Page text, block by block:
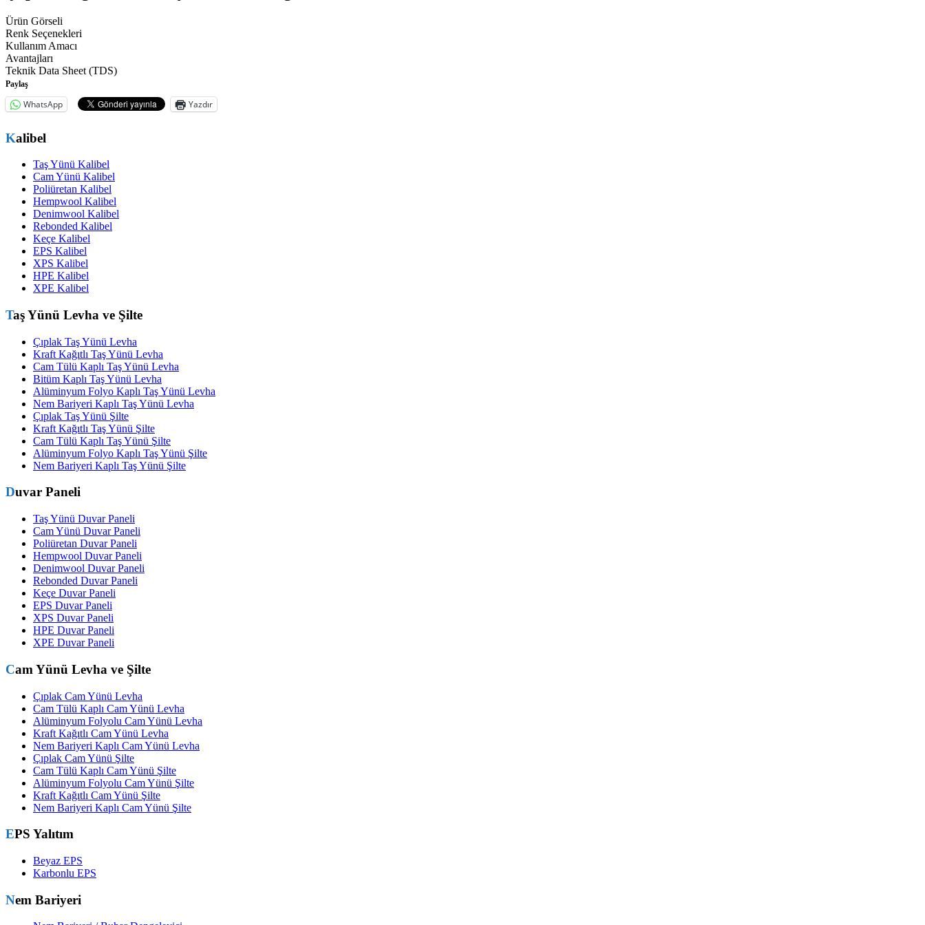
Ürün Görseli
Renk Seçenekleri
Kullanım Amacı
Avantajları
Teknik Data Sheet (TDS)
Paylaş
WhatsApp Yazdır
Kalibel
Taş Yünü Kalibel
Cam Yünü Kalibel
Poliüretan Kalibel
Hempwool Kalibel
Denimwool Kalibel
Rebonded Kalibel
Keçe Kalibel
EPS Kalibel
XPS Kalibel
HPE Kalibel
XPE Kalibel
Taş Yünü Levha ve Şilte
Çıplak Taş Yünü Levha
Kraft Kağıtlı Taş Yünü Levha
Cam Tülü Kaplı Taş Yünü Levha
Bitüm Kaplı Taş Yünü Levha
Alüminyum Folyo Kaplı Taş Yünü Levha
Nem Bariyeri Kaplı Taş Yünü Levha
Çıplak Taş Yünü Şilte
Kraft Kağıtlı Taş Yünü Şilte
Cam Tülü Kaplı Taş Yünü Şilte
Alüminyum Folyo Kaplı Taş Yünü Şilte
Nem Bariyeri Kaplı Taş Yünü Şilte
Duvar Paneli
Taş Yünü Duvar Paneli
Cam Yünü Duvar Paneli
Poliüretan Duvar Paneli
Hempwool Duvar Paneli
Denimwool Duvar Paneli
Rebonded Duvar Paneli
Keçe Duvar Paneli
EPS Duvar Paneli
XPS Duvar Paneli
HPE Duvar Paneli
XPE Duvar Paneli
Cam Yünü Levha ve Şilte
Çıplak Cam Yünü Levha
Cam Tülü Kaplı Cam Yünü Levha
Alüminyum Folyolu Cam Yünü Levha
Kraft Kağıtlı Cam Yünü Levha
Nem Bariyeri Kaplı Cam Yünü Levha
Çıplak Cam Yünü Şilte
Cam Tülü Kaplı Cam Yünü Şilte
Alüminyum Folyolu Cam Yünü Şilte
Kraft Kağıtlı Cam Yünü Şilte
Nem Bariyeri Kaplı Cam Yünü Şilte
EPS Yalıtım
Beyaz EPS
Karbonlu EPS
Nem Bariyeri